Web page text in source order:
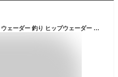
PYKES PEAK (パイクスピーク) ウェーダー 釣り ヒップウェーダー 【簡単着脱 ラジアルソール 透湿 内側がベタつかない 防水 PVC 全5サイズ】 ヒップ(太腿まで) 胴長 釣り用 サーフ 洗車 作業用 長靴 (ブラック)(XLサイズ 27-27.5)